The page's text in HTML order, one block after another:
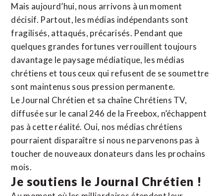
Mais aujourd’hui, nous arrivons à un moment
décisif. Partout, les médias indépendants sont
fragilisés, attaqués, précarisés. Pendant que
quelques grandes fortunes verrouillent toujours
davantage le paysage médiatique, les médias
chrétiens et tous ceux qui refusent de se soumettre
sont maintenus sous pression permanente.
Le Journal Chrétien et sa chaîne Chrétiens TV,
diffusée sur le canal 246 de la Freebox, n’échappent
pas à cette réalité. Oui, nos médias chrétiens
pourraient disparaître si nous ne parvenons pas à
toucher de nouveaux donateurs dans les prochains
mois.
Je soutiens le Journal Chrétien !